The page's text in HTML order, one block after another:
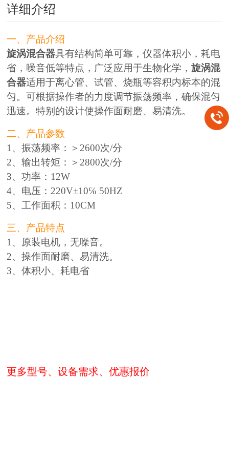
详细介绍
一、产品介绍
旋涡混合器具有结构简单可靠，仪器体积小，耗电
省，噪音低等特点，广泛应用于生物化学，旋涡混
合器适用于离心管、试管、烧瓶等容积内标本的混
匀。可根据操作者的力度调节振荡频率，确保混匀
迅速。特别的设计使操作面耐磨、易清洗。
二、产品参数
1、振荡频率：＞2600次/分
2、输出转矩：＞2800次/分
3、功率：12W
4、电压：220V±10℅ 50HZ
5、工作面积：10CM
三、产品特点
1、 原装电机，无噪音。
2、操作面耐磨、易清洗。
3、体积小、耗电省
更多型号、设备需求、优惠报价